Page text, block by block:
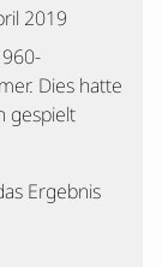
2019
Dies hatte
gespielt
Ergebnis